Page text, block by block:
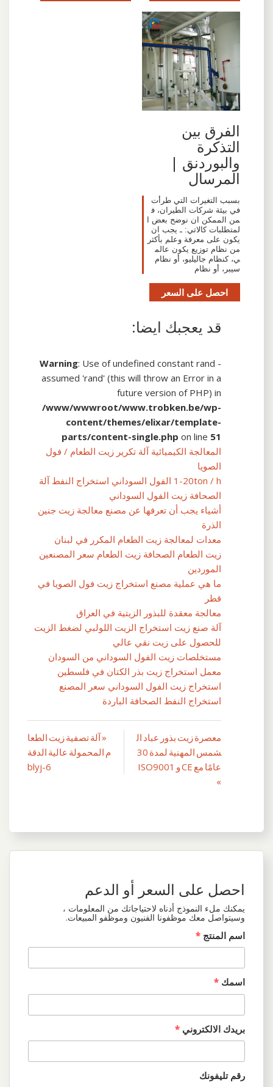
الفرق بين
التذكرة
والبوردنق |
المرسال
بسبب التغيرات التي طرأت
في بيئة شركات الطيران، ف
من الممكن ان نوضح بعض ا
لمتطلبات كالاتي: ـ يجب ان
يكون على معرفة وعلم بأكثر
من نظام توزيع يكون عالم
ي، كنظام جاليليو، أو نظام
سيبر، أو نظام
احصل على السعر
قد يعجبك ايضا:
Warning: Use of undefined constant rand -
assumed 'rand' (this will throw an Error in a
future version of PHP) in
/www/wwwroot/www.trobken.be/wp-
content/themes/elixar/template-
parts/content-single.php on line 51
المعالجة الكيميائية آلة تكرير زيت الطعام / فول
الصويا
1-20ton / h الفول السوداني استخراج النفط آلة
الصحافة زيت الفول السوداني
أشياء يجب أن تعرفها عن مصنع معالجة زيت جنين
الذرة
معدات لمعالجة زيت الطعام المكرر في لبنان
زيت الطعام الصحافة زيت الطعام سعر المصنعين
الموردين
ما هي عملية مصنع استخراج زيت فول الصويا في
قطر
معالجة معقدة للبذور الزيتية في العراق
آلة صنع زيت استخراج الزيت اللولبي لضغط الزيت
للحصول على زيت نقي عالي
مستخلصات زيت الفول السوداني من السودان
معمل استخراج زيت بذر الكتان في فلسطين
استخراج زيت الفول السوداني سعر المصنع
استخراج النفط الصحافة الباردة
تصفّح
المقالات
« آلة تصفية زيت الطعا
م المحمولة عالية الدقة
blyj-6
معصرة زيت بذور عباد ال
شمس المهنية لمدة 30
عامًا مع CE و ISO9001
»
احصل على السعر أو الدعم
يمكنك ملء النموذج أدناه لاحتياجاتك من المعلومات ،
وسيتواصل معك موظفونا الفنيون وموظفو المبيعات.
اسم المنتج *
اسمك *
بريدك الالكتروني *
رقم تليفونك